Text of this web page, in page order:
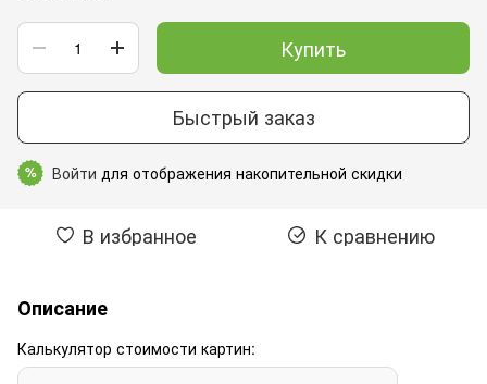
Купить
Быстрый заказ
% Войти для отображения накопительной скидки
В избранное К сравнению
Описание
Калькулятор стоимости картин: